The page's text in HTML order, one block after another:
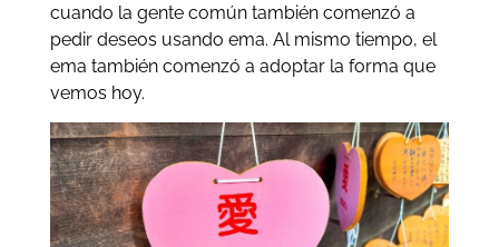
cuando la gente común también comenzó a
pedir deseos usando ema. Al mismo tiempo, el
ema también comenzó a adoptar la forma que
vemos hoy.